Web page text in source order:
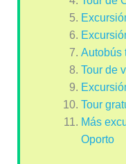
Autobús
Tour de
Tour
Más
Oporto